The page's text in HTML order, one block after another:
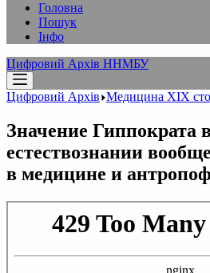
Головна
Пошук
Інфо
Цифровий Архів ННМБУ
Цифровий Архів Медицина XІX
Значение Гиппократа
естествознании
в медицине и